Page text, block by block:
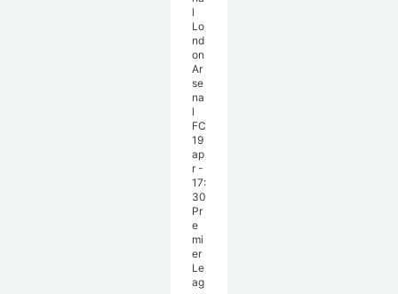
Ar
se
na
l
FC
19
ap
r -
17:
30
Pr
e
mi
er
Le
ag